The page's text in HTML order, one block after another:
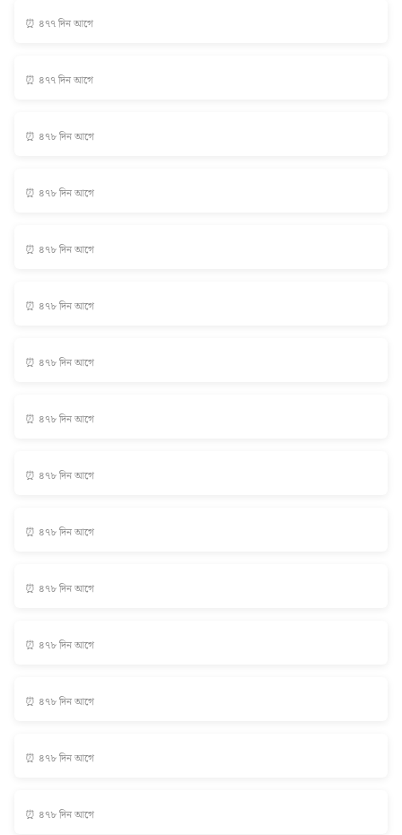
⏰ ৪৭৭ দিন আগে
⏰ ৪৭৭ দিন আগে
⏰ ৪৭৮ দিন আগে
⏰ ৪৭৮ দিন আগে
⏰ ৪৭৮ দিন আগে
⏰ ৪৭৮ দিন আগে
⏰ ৪৭৮ দিন আগে
⏰ ৪৭৮ দিন আগে
⏰ ৪৭৮ দিন আগে
⏰ ৪৭৮ দিন আগে
⏰ ৪৭৮ দিন আগে
⏰ ৪৭৮ দিন আগে
⏰ ৪৭৮ দিন আগে
⏰ ৪৭৮ দিন আগে
⏰ ৪৭৮ দিন আগে